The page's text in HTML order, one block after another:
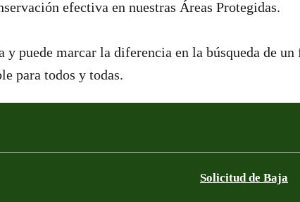
efectiva en nuestras Áreas Protegidas.
y puede marcar la diferencia en la búsqueda de un
para todos y todas.
Solicitud de Baja